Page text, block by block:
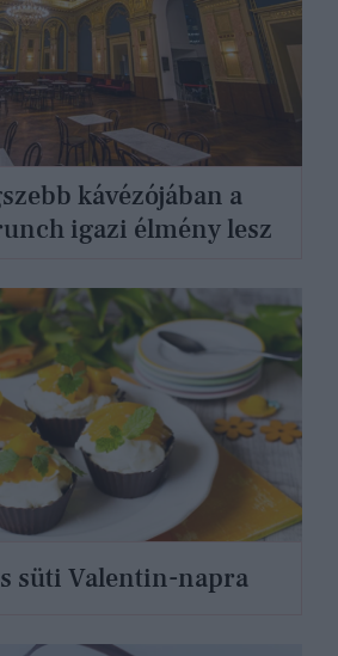
kávézójában a
igazi élmény lesz
süti Valentin-napra